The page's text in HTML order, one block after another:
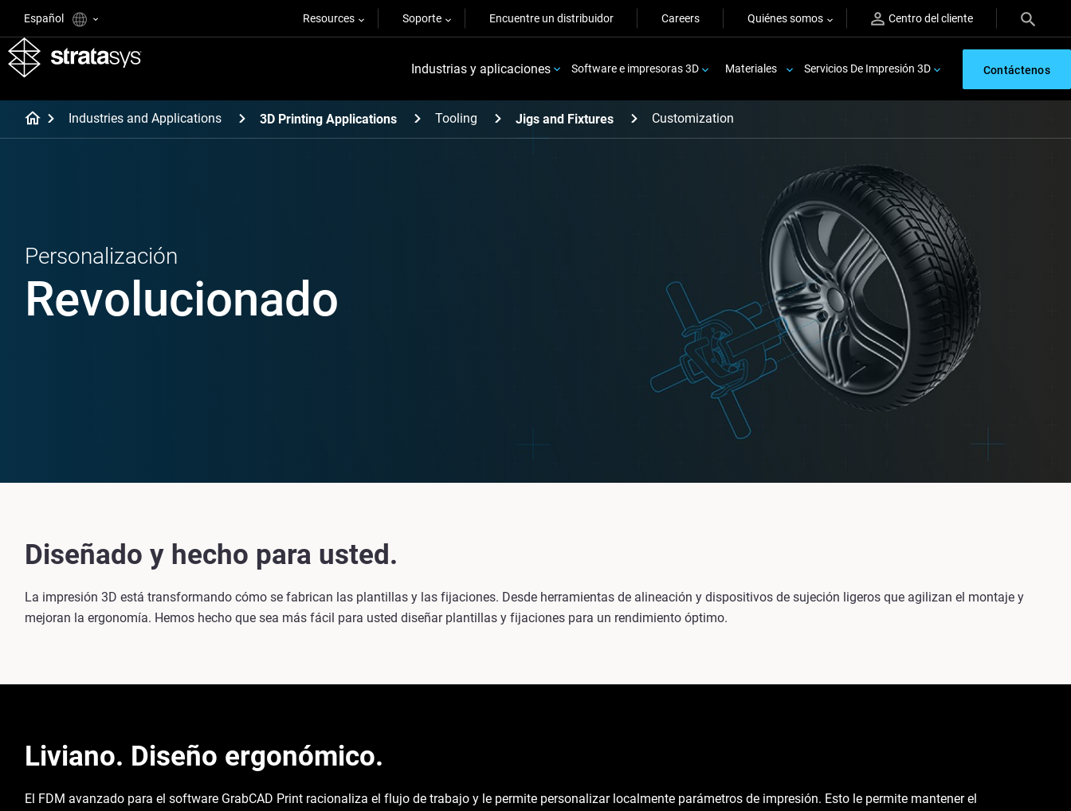
Español Resources Soporte Encuentre un distribuidor Careers Quiénes somos Centro del cliente
Industrias y aplicaciones Software e impresoras 3D Materiales Servicios De Impresión 3D Contáctenos
Industries and Applications 3D Printing Applications Tooling Jigs and Fixtures Customization
Personalización
Revolucionado
Diseñado y hecho para usted.
La impresión 3D está transformando cómo se fabrican las plantillas y las fijaciones. Desde herramientas de alineación y dispositivos de sujeción ligeros que agilizan el montaje y
mejoran la ergonomía. Hemos hecho que sea más fácil para usted diseñar plantillas y fijaciones para un rendimiento óptimo.
Liviano. Diseño ergonómico.
El FDM avanzado para el software GrabCAD Print racionaliza el flujo de trabajo y le permite personalizar localmente parámetros de impresión. Esto le permite mantener el